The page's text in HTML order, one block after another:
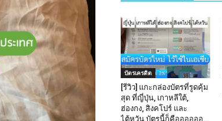
บัตรเครดิต
[รีวิว] แกะกล่องบัตรที่รูดคุ้ม
สุด ที่ญี่ปุ่น, เกาหลีใต้,
ฮ่องกง, สิงคโปร์ และ
ไต้หวัน บัตรนี้ก็คืออออออ…